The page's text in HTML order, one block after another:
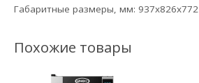
Габаритные размеры, мм: 937x826x772
Похожие товары